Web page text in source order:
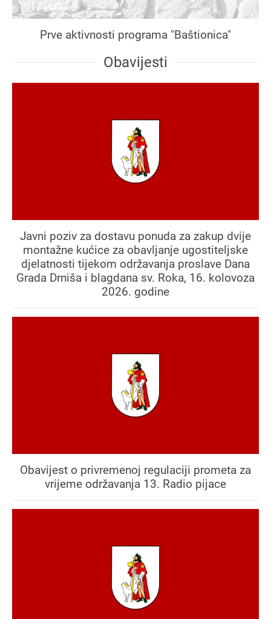
Prve aktivnosti programa "Baštionica"
Obavijesti
Javni poziv za dostavu ponuda za zakup dvije
montažne kućice za obavljanje ugostiteljske
djelatnosti tijekom održavanja proslave Dana
Grada Drniša i blagdana sv. Roka, 16. kolovoza
2026. godine
Obavijest o privremenoj regulaciji prometa za
vrijeme održavanja 13. Radio pijace